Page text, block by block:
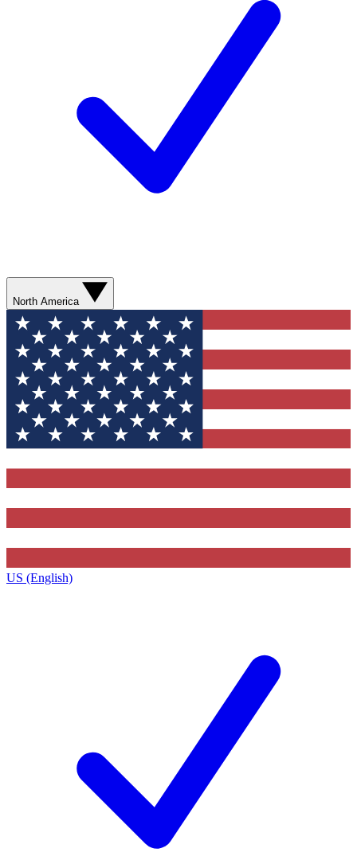
North America
US (English)